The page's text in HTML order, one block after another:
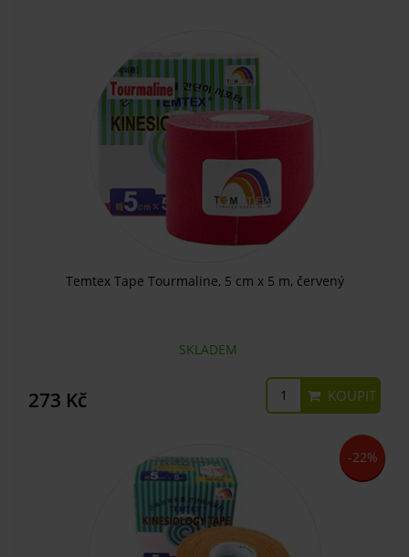
Temtex Tape Tourmaline, 5 cm x 5 m, červený
SKLADEM
273 Kč KOUPIT
-22%